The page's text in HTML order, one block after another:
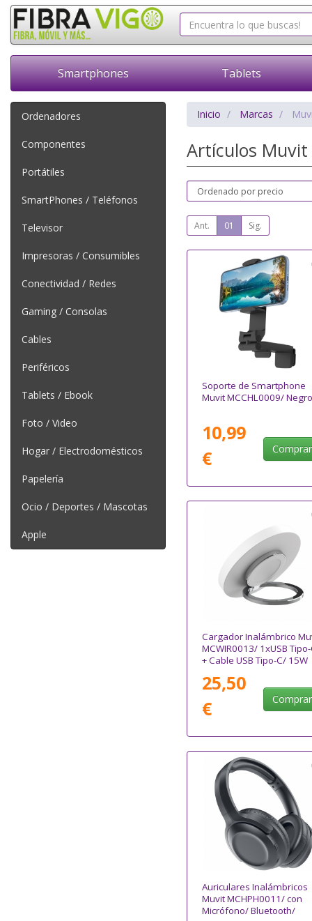
Smartphones Tablets
Ordenadores
Componentes
Portátiles
SmartPhones / Teléfonos
Televisor
Impresoras / Consumibles
Conectividad / Redes
Gaming / Consolas
Cables
Periféricos
Tablets / Ebook
Foto / Video
Hogar / Electrodomésticos
Papelería
Ocio / Deportes / Mascotas
Apple
Inicio Marcas
Artículos Muvit
Ant. 01 Sig.
Soporte de Smartphone
Muvit MCCHL0009/ Negro
10,99
€
Comprar
Cargador Inalámbrico
MCWIR0013/ 1xUSB Tipo-
+ Cable USB Tipo-C/ 15W
25,50
€
Comprar
Auriculares Inalámbricos
Muvit MCHPH0011/ con
Micrófono/ Bluetooth/